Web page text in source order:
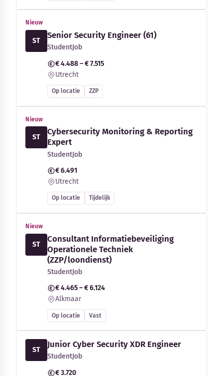
Nieuw
ST
Senior Security Engineer (61)
StudentJob
€ 4.488 – € 7.515
Utrecht
Op locatie ZZP
Nieuw
ST
Cybersecurity Monitoring & Reporting
Expert
StudentJob
€ 6.491
Utrecht
Op locatie Tijdelijk
Nieuw
ST
Consultant Informatiebeveiliging
Operationele Techniek
(ZZP/loondienst)
StudentJob
€ 4.465 – € 6.124
Alkmaar
Op locatie Vast
ST
Junior Cyber Security XDR Engineer
StudentJob
€ 3.720